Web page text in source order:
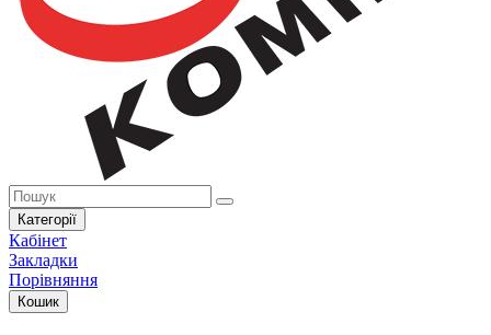
Категорії
Кабінет
Закладки
Порівняння
Кошик